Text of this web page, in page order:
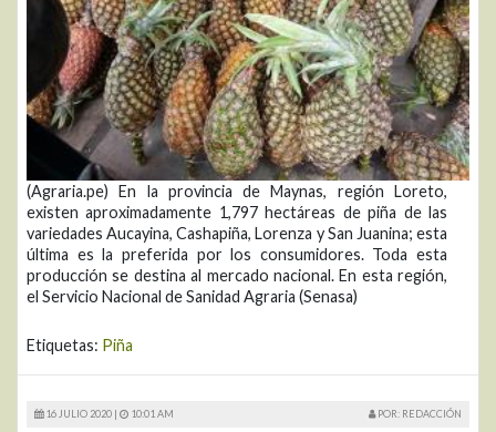
(Agraria.pe) En la provincia de Maynas, región Loreto,
existen aproximadamente 1,797 hectáreas de piña de las
variedades Aucayina, Cashapiña, Lorenza y San Juanina; esta
última es la preferida por los consumidores. Toda esta
producción se destina al mercado nacional. En esta región,
el Servicio Nacional de Sanidad Agraria (Senasa)
Etiquetas: Piña
16 JULIO 2020 | 10:01 AM POR: REDACCIÓN